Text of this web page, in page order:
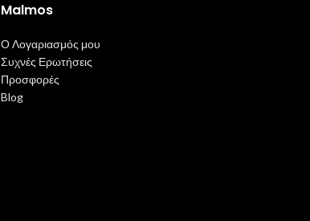
Malmos
Ο Λογαριασμός μου
Συχνές Ερωτήσεις
Προσφορές
Blog